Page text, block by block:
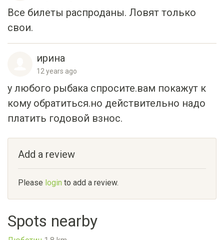
Все билеты распроданы. Ловят только
свои.
ирина
12 years ago
у любого рыбака спросите.вам покажут к
кому обратиться.но действительно надо
платить годовой взнос.
Add a review
Please login to add a review.
Spots nearby